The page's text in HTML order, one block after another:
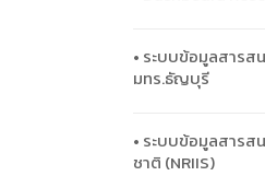
• ระบบข้อมูลสารส
มทร.ธัญบุรี
• ระบบข้อมูลสารส
ชาติ (NRIIS)